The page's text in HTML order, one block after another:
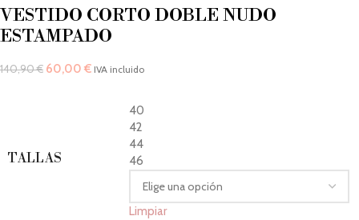
VESTIDO CORTO DOBLE NUDO
ESTAMPADO
140,90€ 60,00 € IVA incluido
TALLAS
40
42
44
46
Limpiar